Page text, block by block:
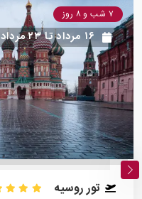
۷ شب و ۸ روز
۱۶ مرداد تا۲۳ مرداد
تور روسیه